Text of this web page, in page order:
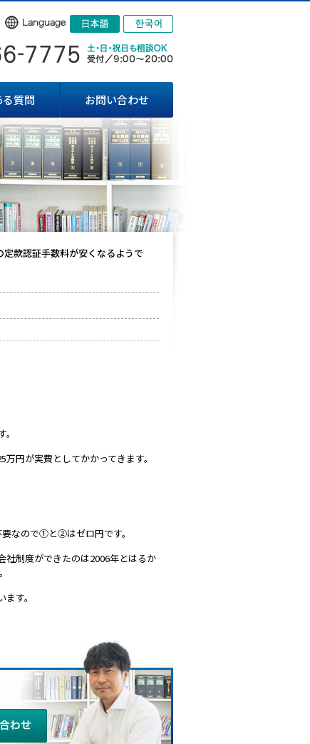
る質問 お問い合わせ
定款認証手数料が安くなるようで
円が実費としてかかってきます。
なので①と②はゼロ円です。
社制度ができたのは2006年とはるか
す。